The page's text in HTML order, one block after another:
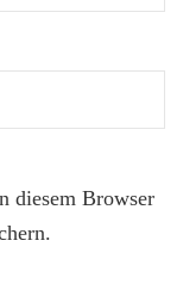
diesem Browser